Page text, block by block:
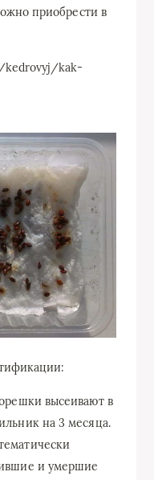
приобрести в
kedrovyj/kak-
высеивают в
на 3 месяца.
и умершие